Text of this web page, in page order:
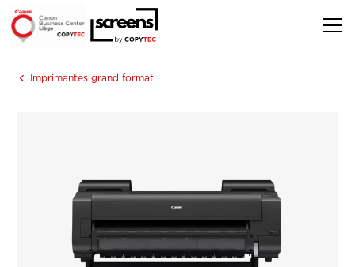
Imprimantes grand format